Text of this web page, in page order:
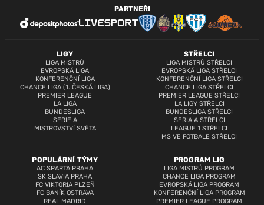
LIGY
LIGA MISTRŮ
EVROPSKÁ LIGA
KONFERENČNÍ LIGA
CHANCE LIGA (1. ČESKÁ LIGA)
PREMIER LEAGUE
LA LIGA
BUNDESLIGA
SERIE A
MISTROVSTVÍ SVĚTA
STŘELCI
LIGA MISTRŮ STŘELCI
EVROPSKÁ LIGA STŘELCI
KONFERENČNÍ LIGA STŘELCI
CHANCE LIGA STŘELCI
PREMIER LEAGUE STŘELCI
LA LIGY STŘELCI
BUNDESLIGA STŘELCI
SERIA A STŘELCI
LEAGUE 1 STŘELCI
MS VE FOTBALE STŘELCI
POPULÁRNÍ TÝMY
AC SPARTA PRAHA
SK SLAVIA PRAHA
FC VIKTORIA PLZEŇ
FC BANÍK OSTRAVA
REAL MADRID
PROGRAM LIG
LIGA MISTRŮ PROGRAM
CHANCE LIGA PROGRAM
EVROPSKÁ LIGA PROGRAM
KONFERENČNÍ LIGA PROGRAM
PREMIER LEAGUE PROGRAM
PARTNEŘI